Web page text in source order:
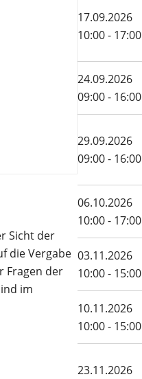
Sicht der
die Vergabe
Fragen der
im
17.09.2026
10:00 - 17:00
24.09.2026
09:00 - 16:00
29.09.2026
09:00 - 16:00
06.10.2026
10:00 - 17:00
03.11.2026
10:00 - 15:00
10.11.2026
10:00 - 15:00
23.11.2026